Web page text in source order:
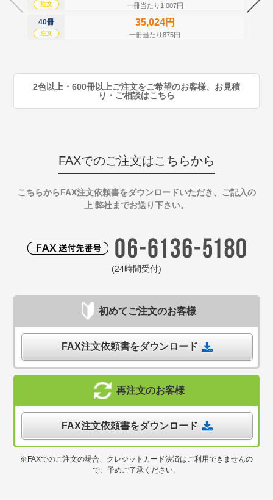
注文 一冊当たり1,007円
40冊
注文
35,024円
一冊当たり875円
2色以上・600冊以上ご注文をご希望のお客様、お見積
り・ご相談はこちら
FAXでのご注文はこちらから
こちらからFAX注文依頼書をダウンロードいただき、ご記入の
上 弊社までお送り下さい。
(24時間受付)
初めてご注文のお客様
FAX注文依頼書をダウンロード
再注文のお客様
FAX注文依頼書をダウンロード
※FAXでのご注文の場合、クレジットカード決済はご利用できませんの
で、予めご了承ください。